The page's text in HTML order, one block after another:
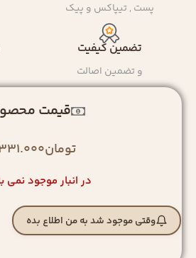
پست , تیپاکس و پیک
تضمین کیفیت
و تضمین اصالت
قیمت
تومان
در انبار موجود نمی
وقتی موجود شد به من اطلاع بده